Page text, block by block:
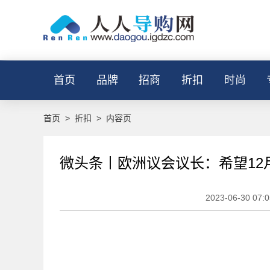
首页 品牌 招商 折扣 时尚
首页 > 折扣 > 内容页
微头条丨欧洲议会议长：希望12
2023-06-30